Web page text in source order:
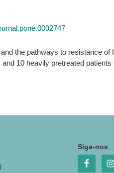
the pathways to resistance
10 heavily pretreated
Siga-nos